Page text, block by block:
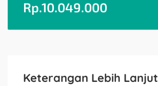
Rp.10.049.000
Keterangan Lebih Lanjut